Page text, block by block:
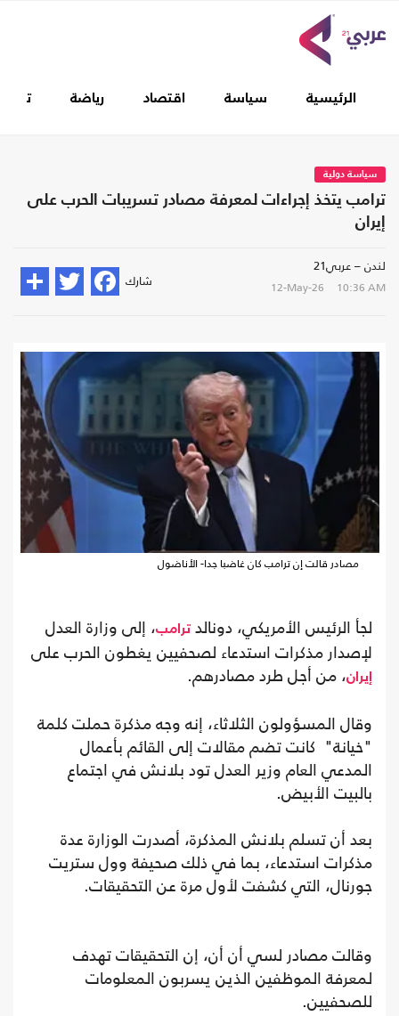
الرئيسية سياسة اقتصاد رياضة
سياسة دولية
ترامب يتخذ إجراءات لمعرفة مصادر تسريبات الحرب على
إيران
لندن – عربي21
12-May-26 10:36 AM شارك
مصادر قالت إن ترامب كان غاضبا جدا- الأناضول
لجأ الرئيس الأمريكي، دونالدترامب، إلى وزارة العدل
لإصدار مذكرات استدعاء لصحفيين يغطون الحرب على
إيران، من أجل طرد مصادرهم.
وقال المسؤولون الثلاثاء، إنه وجه مذكرة حملت كلمة
"خيانة" كانت تضم مقالات إلى القائم بأعمال
المدعي العام وزير العدل تود بلانش في اجتماع
بالبيت الأبيض.
بعد أن تسلم بلانش المذكرة، أصدرت الوزارة عدة
مذكرات استدعاء، بما في ذلك صحيفة وول ستريت
جورنال، التي كشفت لأول مرة عن التحقيقات.
وقالت مصادر لسي أن أن، إن التحقيقات تهدف
لمعرفة الموظفين الذين يسربون المعلومات
للصحفيين.